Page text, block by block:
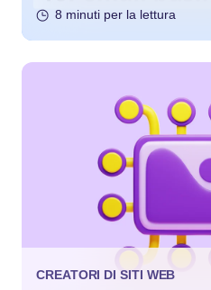
8 minuti per la lettura
CREATORI DI SITI WEB